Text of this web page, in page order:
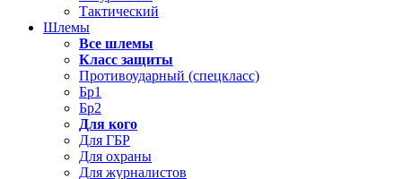
Тактический
Шлемы
Все шлемы
Класс защиты
Противоударный (спецкласс)
Бр1
Бр2
Для кого
Для ГБР
Для охраны
Для журналистов